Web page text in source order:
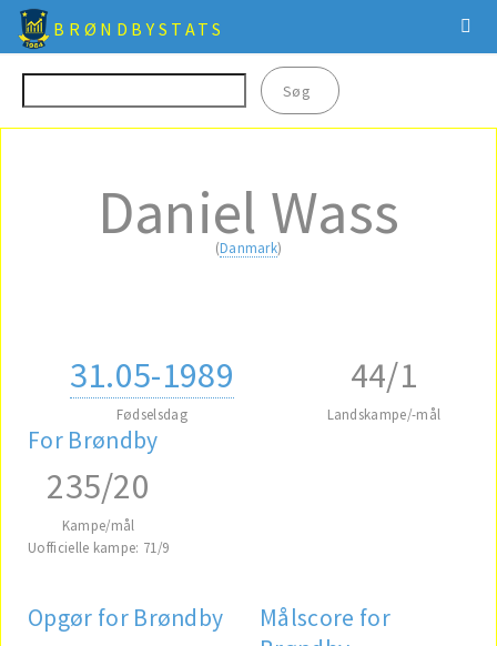
BRØNDBYSTATS
Daniel Wass
(Danmark)
31.05-1989
Fødselsdag
44/1
Landskampe/-mål
For Brøndby
235/20
Kampe/mål
Uofficielle kampe: 71/9
Opgør for Brøndby
Målscore for